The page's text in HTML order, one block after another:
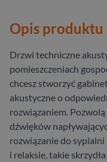
Opis produktu
Drzwi techniczne
pomieszczeniach
chcesz stworzyć
akustyczne o
rozwiązaniem.
dźwięków
rozwiązanie do sypialni
i relaksie, takie